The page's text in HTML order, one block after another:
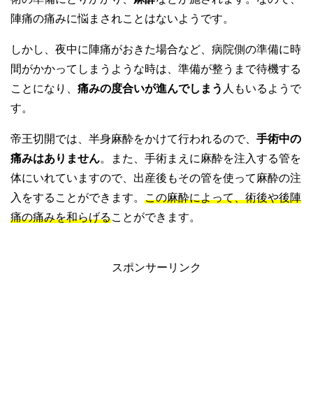
陣痛の痛みに悩まされことはないようです。
しかし、夜中に陣痛がおきた場合など、病院側の準備に時
間がかかってしまうような時は、準備が整うまで待機する
ことになり、 痛みの度合いが進んでしまう 人もいるようで
す。
帝王切開では、半身麻酔をかけて行われるので、 手術中の
痛みはありません。また、手術まえに麻酔を注入する管を
体にいれていますので、出産後もその管を使って麻酔の注
入をすることができます。 この麻酔によって、術後や後陣
痛の痛みを和らげることができます。
スポンサーリンク